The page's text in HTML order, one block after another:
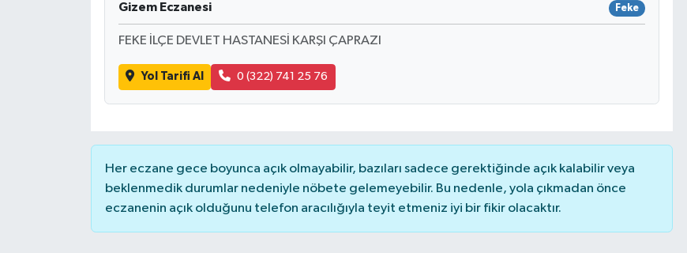
Gizem Eczanesi Feke
FEKE İLÇE DEVLET HASTANESİ KARŞI ÇAPRAZI
Yol Tarifi Al 0 (322) 741 25 76
Her eczane gece boyunca açık olmayabilir, bazıları sadece gerektiğinde açık kalabilir veya
beklenmedik durumlar nedeniyle nöbete gelemeyebilir. Bu nedenle, yola çıkmadan önce
eczanenin açık olduğunu telefon aracılığıyla teyit etmeniz iyi bir fikir olacaktır.